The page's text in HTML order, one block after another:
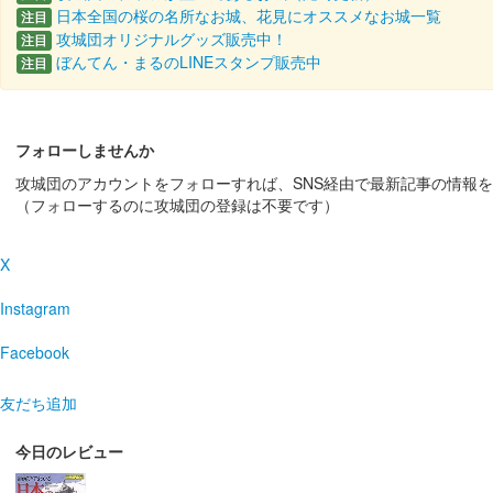
販売終了
2024年3月2日〜3月3日に開催されたにっぽん城まつり
イン。会……
佐和山城 御城印
販売終了
12月16日、17日に開催されたお城EXPO2023の「国宝
注目 日本全国の桜の名所なお城、花見にオススメなお城一覧
注目 攻城団オリジナルグッズ販売中！
注目 ぼんてん・まるのLINEスタンプ販売中
フォローしませんか
攻城団のアカウントをフォローすれば、SNS経由で最新記事の情報
（フォローするのに攻城団の登録は不要です）
X
Instagram
Facebook
友だち追加
今日のレビュー